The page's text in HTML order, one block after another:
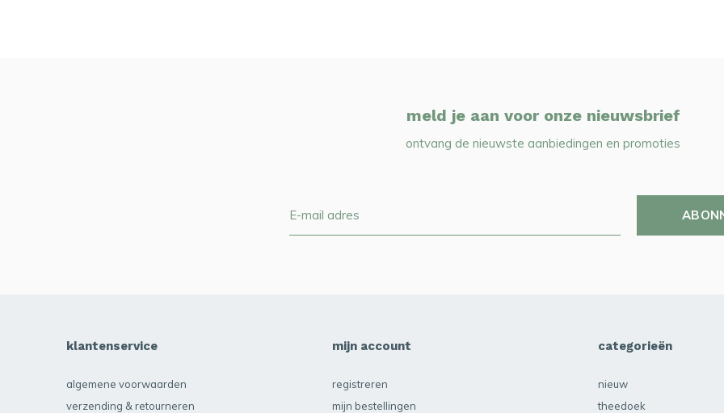
meld je aan voor onze nieuwsbrief
ontvang de nieuwste aanbiedingen en promoties
klantenservice
algemene voorwaarden
verzending & retourneren
mijn account
registreren
mijn bestellingen
categorieën
nieuw
theedoek